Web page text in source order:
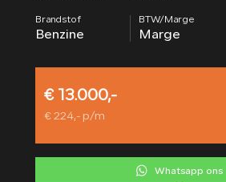
CONTACT
Brandstof
Benzine
BTW/Marge
Marge
€ 13.000,-
€ 224,- p/m
Whatsapp ons